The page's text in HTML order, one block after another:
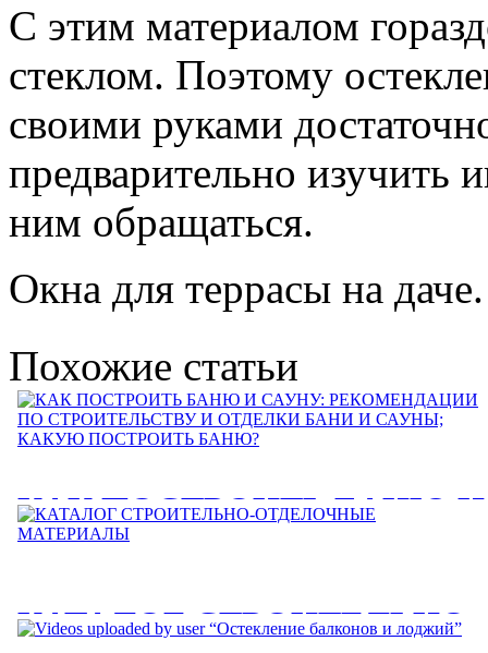
С этим материалом
стеклом. Поэтому
своими руками
предварительно изучить
ним обращаться.
Окна для террасы на даче.
Похожие статьи
КАК ПОСТРОИТЬ БАНЮ И
САУНУ: РЕКОМЕНДАЦИИ
ОТДЕЛКИ БАНИ И САУНЫ;
КАТАЛОГ СТРОИТЕЛЬНО-